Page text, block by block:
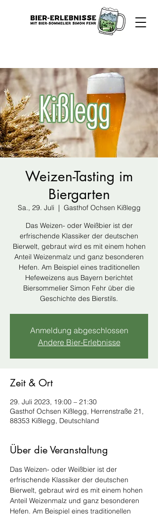
Weizen-Tasting im
Biergarten
Sa., 29. Juli
  |
Gasthof Ochsen Kißlegg
Das Weizen- oder Weißbier ist der
erfrischende Klassiker der deutschen
Bierwelt, gebraut wird es mit einem hohen
Anteil Weizenmalz und ganz besonderen
Hefen. Am Beispiel eines traditionellen
Hefeweizens aus Bayern berichtet
Biersommelier Simon Fehr über die
Geschichte des Bierstils.
Anmeldung abgeschlossen
Andere Bier-Erlebnisse
Zeit & Ort
29. Juli 2023, 19:00 – 21:30
Gasthof Ochsen Kißlegg, Herrenstraße 21,
88353 Kißlegg, Deutschland
Über die Veranstaltung
Das Weizen- oder Weißbier ist der
erfrischende Klassiker der deutschen
Bierwelt, gebraut wird es mit einem hohen
Anteil Weizenmalz und ganz besonderen
Hefen. Am Beispiel eines traditionellen